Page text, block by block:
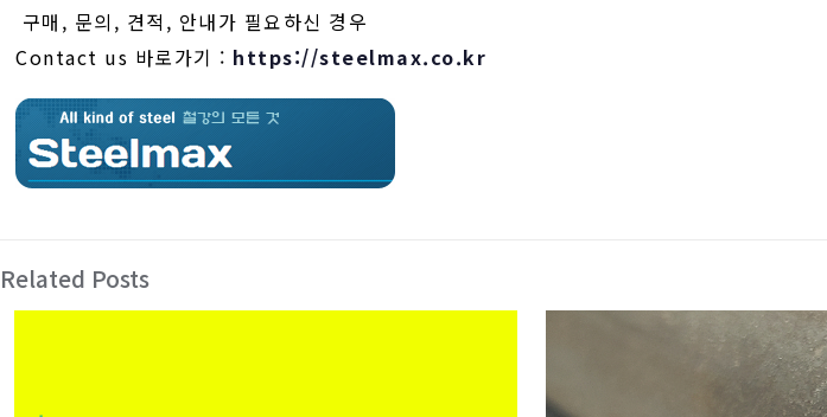
구매, 문의, 견적, 안내가 필요하신 경우
Contact us 바로가기 : https://steelmax.co.kr
Related Posts